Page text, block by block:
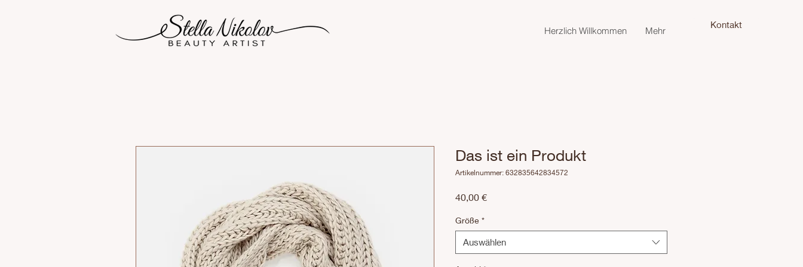
Herzlich Willkommen Mehr
Kontakt
Das ist ein Produkt
Artikelnummer: 632835642834572
40,00 €Preis
Größe *
Auswählen